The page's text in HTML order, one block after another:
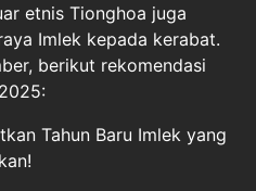
etnis Tionghoa juga
Imlek kepada kerabat.
berikut rekomendasi
Tahun Baru Imlek yang